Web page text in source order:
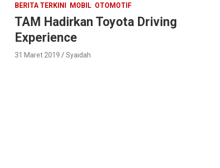
BERITA TERKINI MOBIL OTOMOTIF
TAM Hadirkan Toyota Driving
Experience
31 Maret 2019 Syaidah